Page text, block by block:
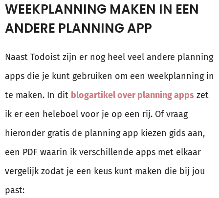
WEEKPLANNING MAKEN IN EEN
ANDERE PLANNING APP
Naast Todoist zijn er nog heel veel andere planning
apps die je kunt gebruiken om een weekplanning in
te maken. In dit blogartikel over planning apps zet
ik er een heleboel voor je op een rij. Of vraag
hieronder gratis de planning app kiezen gids aan,
een PDF waarin ik verschillende apps met elkaar
vergelijk zodat je een keus kunt maken die bij jou
past: